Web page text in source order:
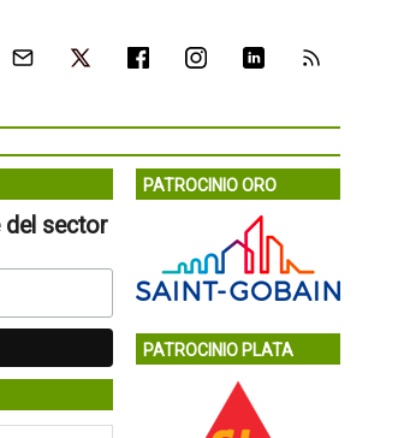
del sector
PATROCINIO ORO
PATROCINIO PLATA